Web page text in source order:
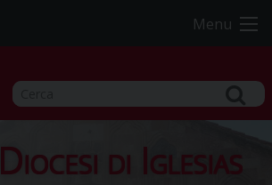
Menu
Diocesi di Iglesias